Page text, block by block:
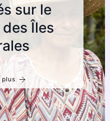
sur le
Îles
plus